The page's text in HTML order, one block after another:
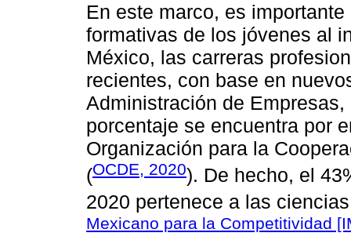
En este marco, es
formativas de los jóvenes al
México, las carreras
recientes, con base en
Administración de
porcentaje se encuentra por
Organización para la
(OCDE, 2020). De hecho, el
2020 pertenece a las
Mexicano para la Competitividad